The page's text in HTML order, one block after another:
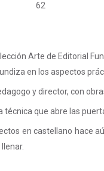
62
Arte de Editorial
en los aspectos
y director, con
técnica que abre las
en castellano hace